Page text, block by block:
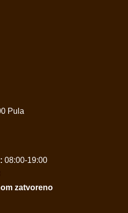
Pula
08:00-19:00
zatvoreno